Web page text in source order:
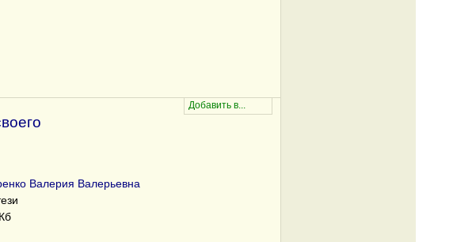
Валерия Валерьевна